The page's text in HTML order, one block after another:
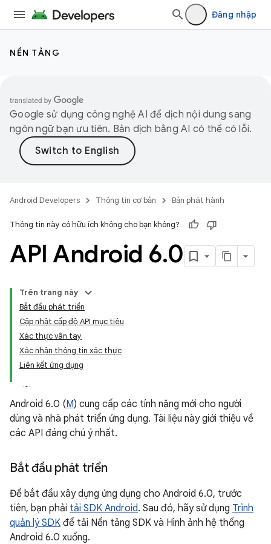
Đăng nhập
NỀN TẢNG
Google sử dụng công nghệ AI để dịch nội dung sang
ngôn ngữ bạn ưu tiên. Bản dịch bằng AI có thể có lỗi.
Android Developers Thông tin cơ bản Bản phát hành
Thông tin này có hữu ích không cho bạn không?
API Android 6.0
Trên trang này
Bắt đầu phát triển
Cập nhật cấp độ API mục tiêu
Xác thực vân tay
Xác nhận thông tin xác thực
Liên kết ứng dụng
Android 6.0 (M) cung cấp các tính năng mới cho người
dùng và nhà phát triển ứng dụng. Tài liệu này giới thiệu về
các API đáng chú ý nhất.
Bắt đầu phát triển
Để bắt đầu xây dựng ứng dụng cho Android 6.0, trước
tiên, bạn phải tải SDK Android. Sau đó, hãy sử dụng Trình
quản lý SDK để tải Nền tảng SDK và Hình ảnh hệ thống
Android 6.0 xuống.